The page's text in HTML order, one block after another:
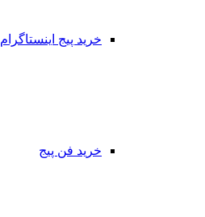
خرید پیج اینستاگرام
خرید فن پیج